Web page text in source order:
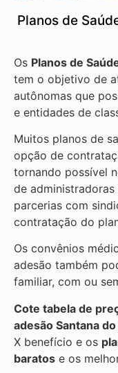
Planos de
Os Planos de
tem o objetivo de
autônomas que
e entidades de
Muitos planos de
opção de
tornando possível
de
parcerias com
contratação do
Os convênios
adesão também
familiar, com ou
Cote tabela de
adesão Santana
X benefício e os
baratos e os